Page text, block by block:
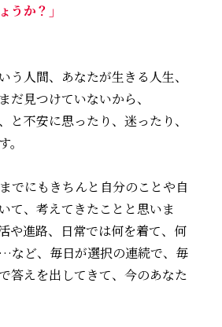
うか？」
う人間、あなたが生きる人生、
だ見つけていないから、
と不安に思ったり、迷ったり、
でにもきちんと自分のことや自
て、考えてきたことと思いま
や進路、日常では何を着て、何
など、毎日が選択の連続で、毎
答えを出してきて、今のあなた